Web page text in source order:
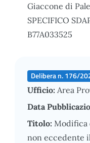
Giaccone di
SPECIFICO
B77A033525
Delibera n. 176/
Ufficio: Area
Data
Titolo: Modifica
non eccedente